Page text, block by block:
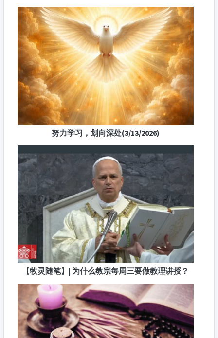
努力学习，划向深处(3/13/2026)
【牧灵随笔】| 为什么教宗每周三要做教理讲授？